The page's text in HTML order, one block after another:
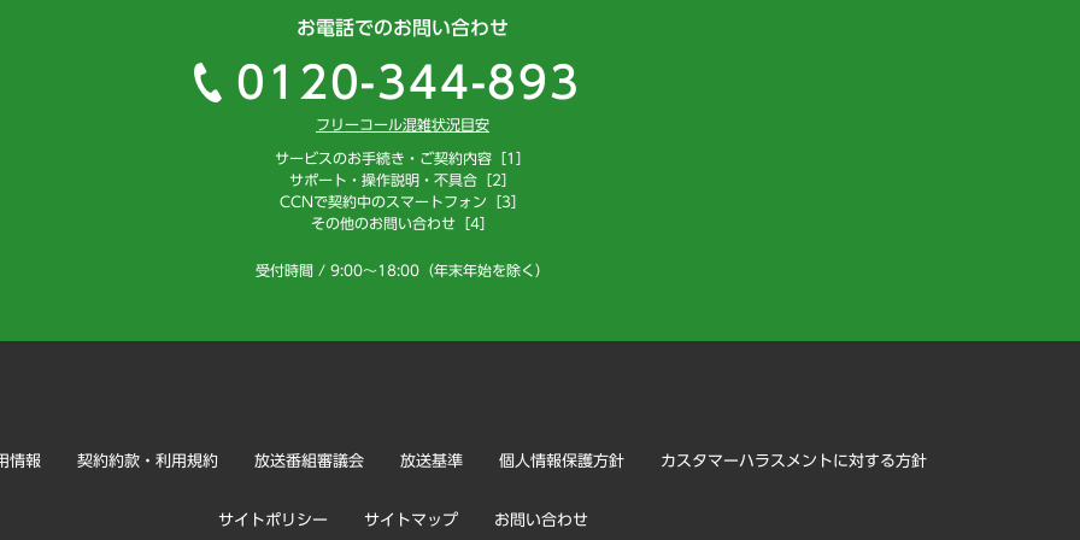
お電話でのお問い合わせ
0120-344-893
フリーコール混雑状況目安
サービスのお手続き・ご契約内容［1］
サポート・操作説明・不具合［2］
CCNで契約中のスマートフォン［3］
その他のお問い合わせ［4］
受付時間 / 9:00～18:00（年末年始を除く）
情報 契約約款・利用規約 放送番組審議会 放送基準 個人情報保護方針 カスタマーハラスメントに対する方針
サイトポリシー サイトマップ お問い合わせ